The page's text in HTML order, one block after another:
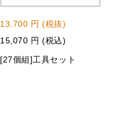
13,700 円 (税抜)
15,070 円 (税込)
[27個組]工具セット